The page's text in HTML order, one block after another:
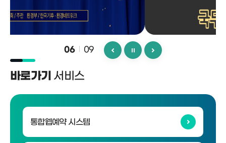
06 09
바로가기 서비스
통합웹예약 시스템